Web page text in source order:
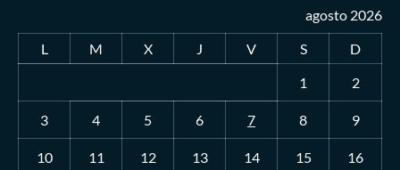
agosto 2026
L
M X J V S
D
1
2
3 4 5 6 7 8 9
10 11 12 13 14 15 16